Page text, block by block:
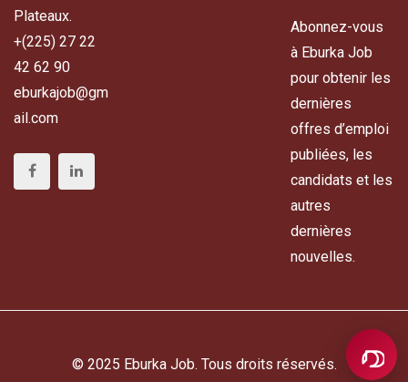
Plateaux.
+(225) 27 22
42 62 90
eburkajob@gm
ail.com
Abonnez-vous
à Eburka Job
pour obtenir les
dernières
offres d’emploi
publiées, les
candidats et les
autres
dernières
nouvelles.
© 2025 Eburka Job. Tous droits réservés.